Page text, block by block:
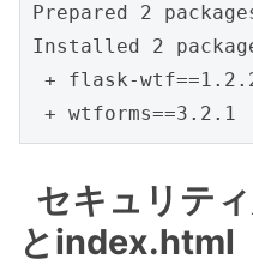
Prepared 2
Installed 2
+ flask-
セキュリテ
とindex.html